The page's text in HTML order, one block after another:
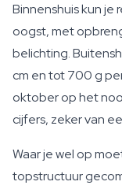
Binnenshuis kun
oogst, met
belichting.
cm en tot 700 g
oktober op het
cijfers, zeker van
Waar je wel op
topstructuur